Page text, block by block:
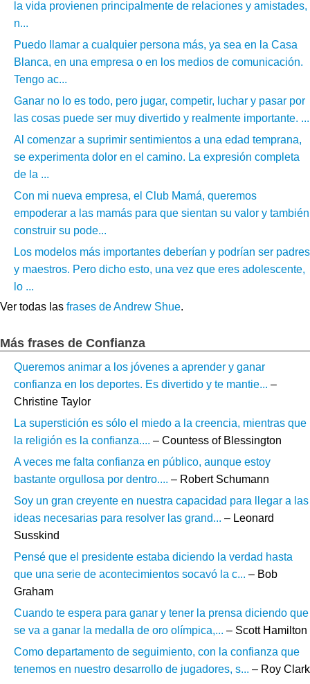
la vida provienen principalmente de relaciones y amistades,
n...
Puedo llamar a cualquier persona más, ya sea en la Casa
Blanca, en una empresa o en los medios de comunicación.
Tengo ac...
Ganar no lo es todo, pero jugar, competir, luchar y pasar por
las cosas puede ser muy divertido y realmente importante. ...
Al comenzar a suprimir sentimientos a una edad temprana,
se experimenta dolor en el camino. La expresión completa
de la ...
Con mi nueva empresa, el Club Mamá, queremos
empoderar a las mamás para que sientan su valor y también
construir su pode...
Los modelos más importantes deberían y podrían ser padres
y maestros. Pero dicho esto, una vez que eres adolescente,
lo ...
Ver todas las frases de Andrew Shue.
Más frases de Confianza
Queremos animar a los jóvenes a aprender y ganar
confianza en los deportes. Es divertido y te mantie... –
Christine Taylor
La superstición es sólo el miedo a la creencia, mientras que
la religión es la confianza.... – Countess of Blessington
A veces me falta confianza en público, aunque estoy
bastante orgullosa por dentro.... – Robert Schumann
Soy un gran creyente en nuestra capacidad para llegar a las
ideas necesarias para resolver las grand... – Leonard
Susskind
Pensé que el presidente estaba diciendo la verdad hasta
que una serie de acontecimientos socavó la c... – Bob
Graham
Cuando te espera para ganar y tener la prensa diciendo que
se va a ganar la medalla de oro olímpica,... – Scott Hamilton
Como departamento de seguimiento, con la confianza que
tenemos en nuestro desarrollo de jugadores, s... – Roy Clark